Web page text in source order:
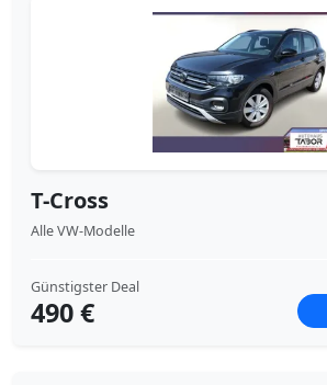
T-Cross
Alle VW-Modelle
Günstigster Deal
490 €